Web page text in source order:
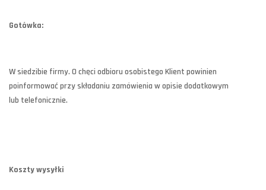
Gotówka:
W siedzibie firmy. O chęci odbioru osobistego Klient powinien
poinformować przy składaniu zamówienia w opisie dodatkowym
lub telefonicznie.
Koszty wysyłki